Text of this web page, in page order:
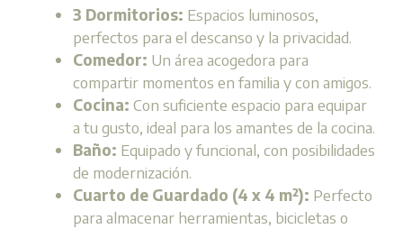
3 Dormitorios: Espacios luminosos,
perfectos para el descanso y la privacidad.
Comedor: Un área acogedora para
compartir momentos en familia y con amigos.
Cocina: Con suficiente espacio para equipar
a tu gusto, ideal para los amantes de la cocina.
Baño: Equipado y funcional, con posibilidades
de modernización.
Cuarto de Guardado (4 x 4 m²): Perfecto
para almacenar herramientas, bicicletas o